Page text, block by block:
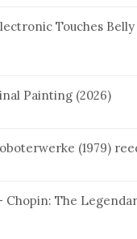
Touches Belly
Painting (2026)
(1979)
The